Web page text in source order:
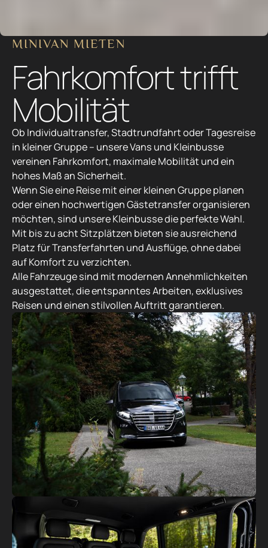
Ob Individualtransfer, Stadtrundfahrt oder Tagesreise
in kleiner Gruppe – unsere Vans und Kleinbusse
vereinen Fahrkomfort, maximale Mobilität und ein
hohes Maß an Sicherheit.
Wenn Sie eine Reise mit einer kleinen Gruppe planen
oder einen hochwertigen Gästetransfer organisieren
möchten, sind unsere Kleinbusse die perfekte Wahl.
Mit bis zu acht Sitzplätzen bieten sie ausreichend
Platz für Transferfahrten und Ausflüge, ohne dabei
auf Komfort zu verzichten.
Alle Fahrzeuge sind mit modernen Annehmlichkeiten
ausgestattet, die entspanntes Arbeiten, exklusives
Reisen und einen stilvollen Auftritt garantieren.